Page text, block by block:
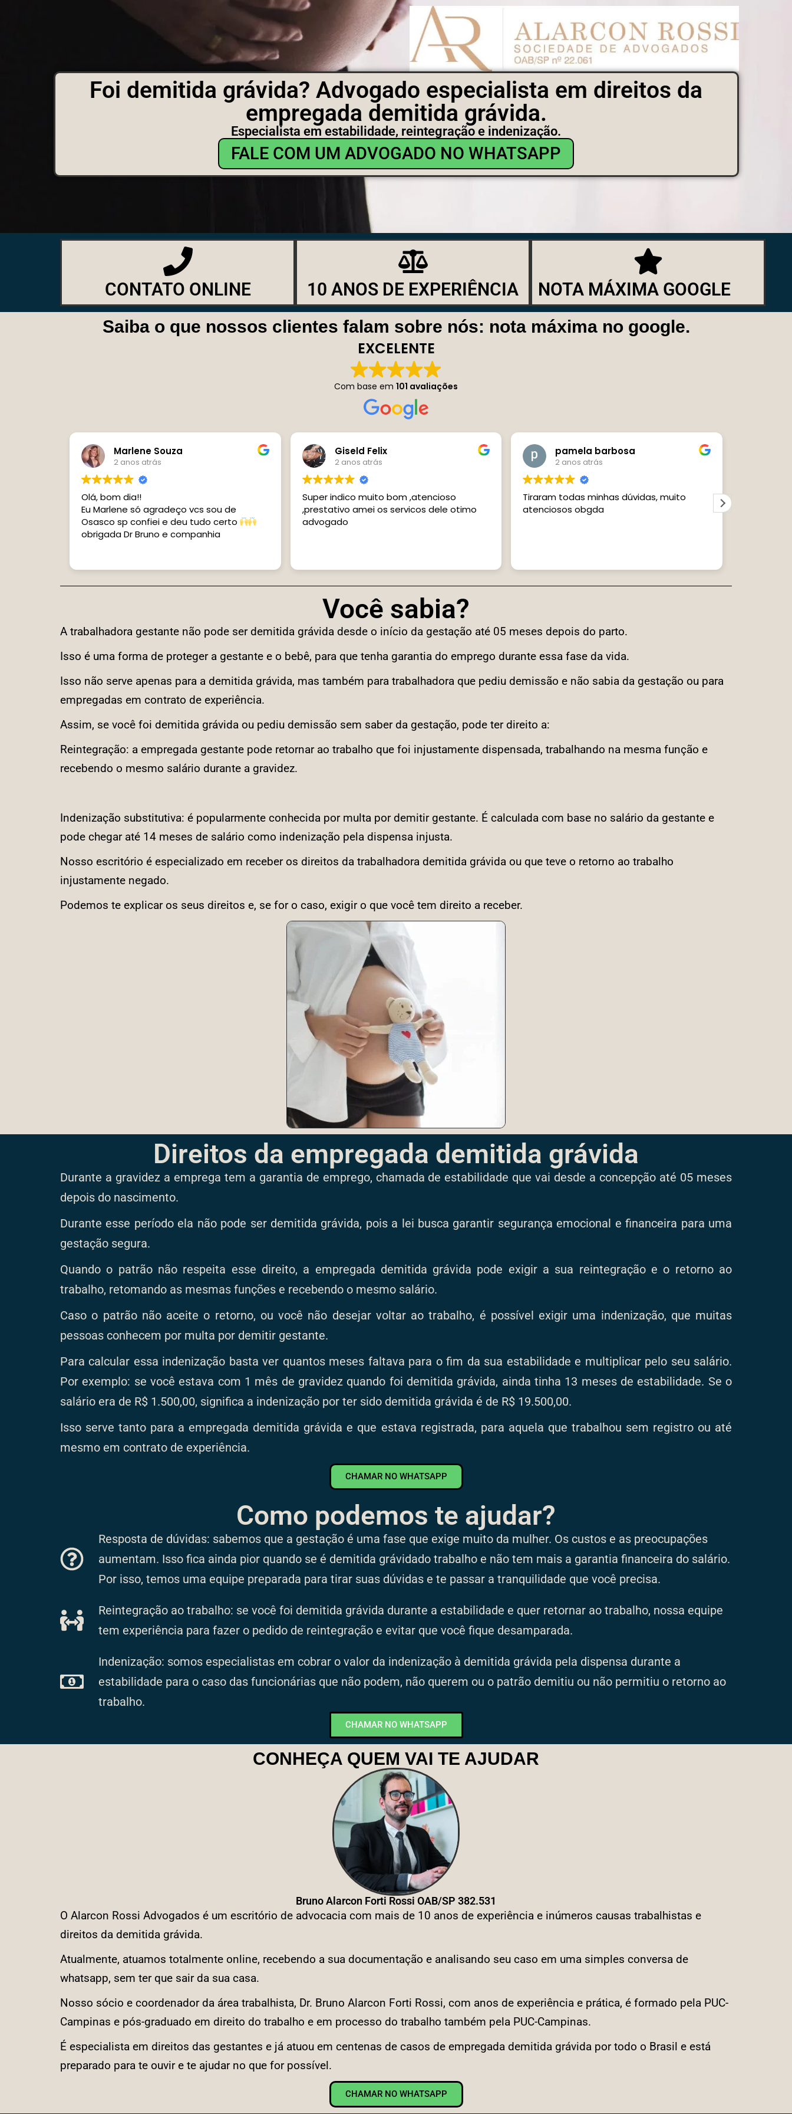
Foi demitida grávida? Advogado especialista em direitos da
empregada demitida grávida.
Especialista em estabilidade, reintegração e indenização.
FALE COM UM ADVOGADO NO WHATSAPP
CONTATO ONLINE 10 ANOS DE EXPERIÊNCIA NOTA MÁXIMA GOOGLE
Saiba o que nossos clientes falam sobre nós: nota máxima no google.
EXCELENTE
Com base em 101 avaliações
Giseld Felix
2 anos atrás
Super indico muito bom ,atencioso
,prestativo amei os servicos dele otimo
advogado
pamela barbosa
2 anos atrás
Tiraram todas minhas dúvidas, muito
atenciosos obgda
Miria Simões
2 anos atrás
Sou carioca resíduo em Santa Catarina, e
tive o Melhor Atendimento na área
Você sabia?
A trabalhadora gestante não pode ser demitida grávida desde o início da gestação até 05 meses depois do parto.
Isso é uma forma de proteger a gestante e o bebê, para que tenha garantia do emprego durante essa fase da vida.
Isso não serve apenas para a demitida grávida, mas também para trabalhadora que pediu demissão e não sabia da gestação ou para
empregadas em contrato de experiência.
Assim, se você foi demitida grávida ou pediu demissão sem saber da gestação, pode ter direito a:
Reintegração: a empregada gestante pode retornar ao trabalho que foi injustamente dispensada, trabalhando na mesma função e
recebendo o mesmo salário durante a gravidez.
Indenização substitutiva: é popularmente conhecida por multa por demitir gestante. É calculada com base no salário da gestante e
pode chegar até 14 meses de salário como indenização pela dispensa injusta.
Nosso escritório é especializado em receber os direitos da trabalhadora demitida grávida ou que teve o retorno ao trabalho
injustamente negado.
Podemos te explicar os seus direitos e, se for o caso, exigir o que você tem direito a receber.
Direitos da empregada demitida grávida
Durante a gravidez a emprega tem a garantia de emprego, chamada de estabilidade que vai desde a concepção até 05 meses
depois do nascimento.
Durante esse período ela não pode ser demitida grávida, pois a lei busca garantir segurança emocional e financeira para uma
gestação segura.
Quando o patrão não respeita esse direito, a empregada demitida grávida pode exigir a sua reintegração e o retorno ao
trabalho, retomando as mesmas funções e recebendo o mesmo salário.
Caso o patrão não aceite o retorno, ou você não desejar voltar ao trabalho, é possível exigir uma indenização, que muitas
pessoas conhecem por multa por demitir gestante.
Para calcular essa indenização basta ver quantos meses faltava para o fim da sua estabilidade e multiplicar pelo seu salário.
Por exemplo: se você estava com 1 mês de gravidez quando foi demitida grávida, ainda tinha 13 meses de estabilidade. Se o
salário era de R$ 1.500,00, significa a indenização por ter sido demitida grávida é de R$ 19.500,00.
Isso serve tanto para a empregada demitida grávida e que estava registrada, para aquela que trabalhou sem registro ou até
mesmo em contrato de experiência.
CHAMAR NO WHATSAPP
Como podemos te ajudar?
Resposta de dúvidas: sabemos que a gestação é uma fase que exige muito da mulher. Os custos e as preocupações
aumentam. Isso fica ainda pior quando se é demitida grávidado trabalho e não tem mais a garantia financeira do salário.
Por isso, temos uma equipe preparada para tirar suas dúvidas e te passar a tranquilidade que você precisa.
Reintegração ao trabalho: se você foi demitida grávida durante a estabilidade e quer retornar ao trabalho, nossa equipe
tem experiência para fazer o pedido de reintegração e evitar que você fique desamparada.
Indenização: somos especialistas em cobrar o valor da indenização à demitida grávida pela dispensa durante a
estabilidade para o caso das funcionárias que não podem, não querem ou o patrão demitiu ou não permitiu o retorno ao
trabalho.
CHAMAR NO WHATSAPP
CONHEÇA QUEM VAI TE AJUDAR
Bruno Alarcon Forti Rossi OAB/SP 382.531
O Alarcon Rossi Advogados é um escritório de advocacia com mais de 10 anos de experiência e inúmeros causas trabalhistas e
direitos da demitida grávida.
Atualmente, atuamos totalmente online, recebendo a sua documentação e analisando seu caso em uma simples conversa de
whatsapp, sem ter que sair da sua casa.
Nosso sócio e coordenador da área trabalhista, Dr. Bruno Alarcon Forti Rossi, com anos de experiência e prática, é formado pela PUC-
Campinas e pós-graduado em direito do trabalho e em processo do trabalho também pela PUC-Campinas.
É especialista em direitos das gestantes e já atuou em centenas de casos de empregada demitida grávida por todo o Brasil e está
preparado para te ouvir e te ajudar no que for possível.
CHAMAR NO WHATSAPP